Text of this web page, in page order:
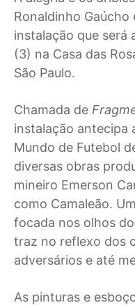
Ronaldinho Gaúcho
instalação que
(3) na Casa das
São Paulo.
Chamada de
instalação antecipa
Mundo de Futebol
diversas obras
mineiro Emerson
como Camaleão.
focada nos olhos
traz no reflexo dos
adversários e até
As pinturas e